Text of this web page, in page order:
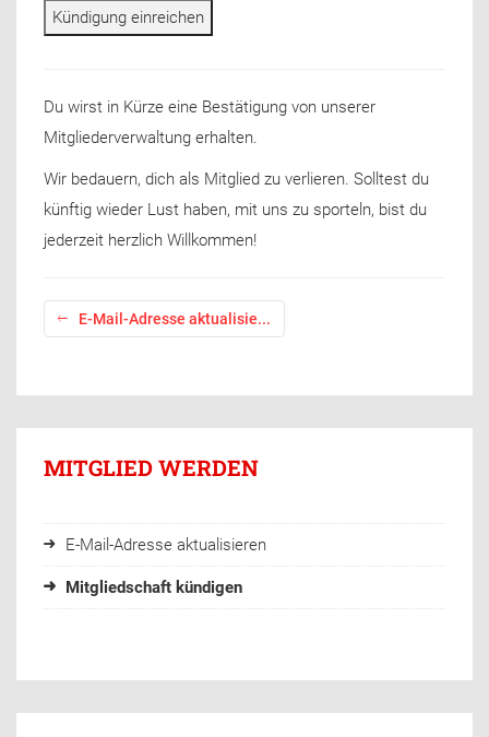
Kündigung einreichen
Du wirst in Kürze eine Bestätigung von unserer
Mitgliederverwaltung erhalten.
Wir bedauern, dich als Mitglied zu verlieren. Solltest du
künftig wieder Lust haben, mit uns zu sporteln, bist du
jederzeit herzlich Willkommen!
E-Mail-Adresse aktualisie...
MITGLIED WERDEN
E-Mail-Adresse aktualisieren
Mitgliedschaft kündigen